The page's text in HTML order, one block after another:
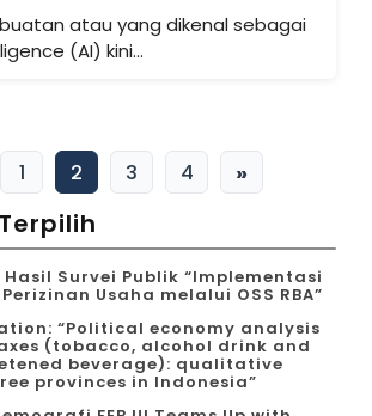
atau yang dikenal sebagai
(AI) kini...
1 2 3 4 »
Survei Publik “Implementasi
Usaha melalui OSS RBA”
“Political economy analysis
(tobacco, alcohol drink and
beverage): qualitative
provinces in Indonesia”